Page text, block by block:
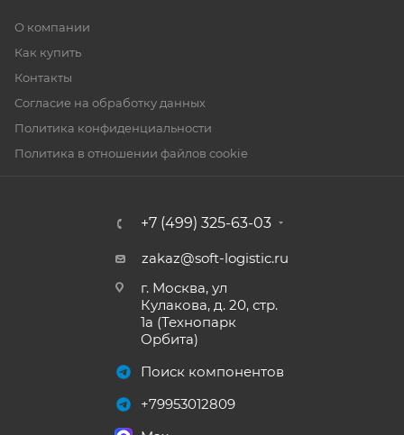
О компании
Как купить
Контакты
Согласие на обработку данных
Политика конфиденциальности
Политика в отношении файлов cookie
+7 (499) 325-63-03
zakaz@soft-logistic.ru
г. Москва, ул
Кулакова, д. 20, стр.
1а (Технопарк
Орбита)
Поиск компонентов
+79953012809